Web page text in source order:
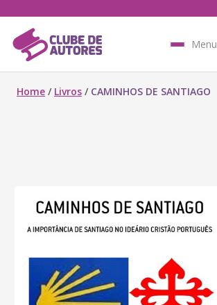
Menu
Home / Livros / CAMINHOS DE SANTIAGO